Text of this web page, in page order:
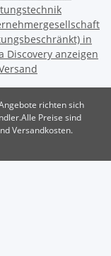
richten sich
Preise sind
Versandkosten.